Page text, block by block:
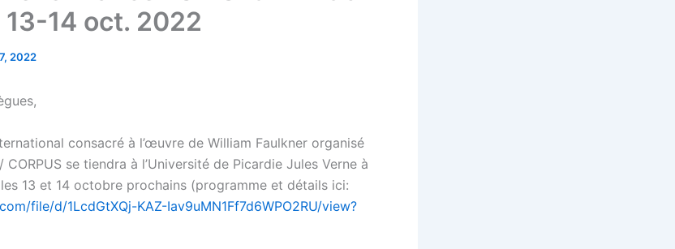
13-14 oct. 2022
2022
consacré à l’œuvre de William Faulkner organisé
CORPUS se tiendra à l’Université de Picardie Jules Verne à
13 et 14 octobre prochains (programme et détails ici:
file/d/1LcdGtXQj-KAZ-Iav9uMN1Ff7d6WPO2RU/view?